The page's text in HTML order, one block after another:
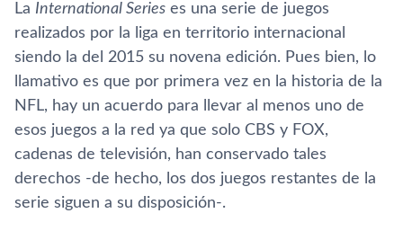
La International Series es una serie de juegos
realizados por la liga en territorio internacional
siendo la del 2015 su novena edición. Pues bien, lo
llamativo es que por primera vez en la historia de la
NFL, hay un acuerdo para llevar al menos uno de
esos juegos a la red ya que solo CBS y FOX,
cadenas de televisión, han conservado tales
derechos -de hecho, los dos juegos restantes de la
serie siguen a su disposición-.